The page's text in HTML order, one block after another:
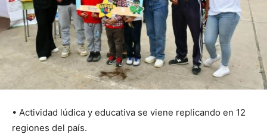
• Actividad lúdica y educativa se viene replicando en 12
regiones del país.